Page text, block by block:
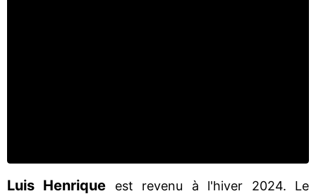
Luis Henrique est revenu à l'hiver 2024. Le